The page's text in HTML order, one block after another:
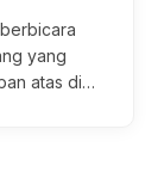
yang
atas di…